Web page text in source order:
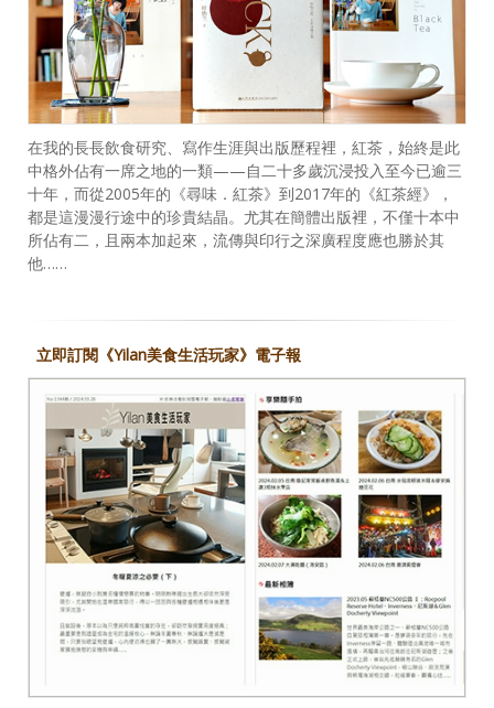
在我的長長飲食研究、寫作生涯與出版歷程裡，紅茶，始終是此
中格外佔有一席之地的一類——自二十多歲沉浸投入至今已逾三
十年，而從2005年的《尋味．紅茶》到2017年的《紅茶經》，
都是這漫漫行途中的珍貴結晶。尤其在簡體出版裡，不僅十本中
所佔有二，且兩本加起來，流傳與印行之深廣程度應也勝於其
他……
立即訂閱《Yilan美食生活玩家》電子報